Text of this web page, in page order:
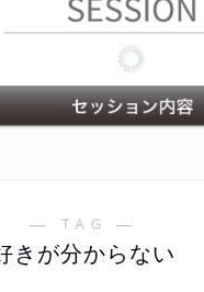
― TAG ―
きが分からない